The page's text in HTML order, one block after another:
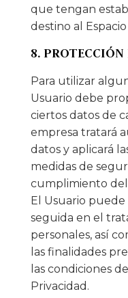
que tengan
destino al
8. PROTECCIÓN
Para utilizar
Usuario debe
ciertos datos de
empresa tratará
datos y aplicará
medidas de
cumplimiento del
El Usuario
seguida en el
personales, así
las finalidades
las condiciones
Privacidad.